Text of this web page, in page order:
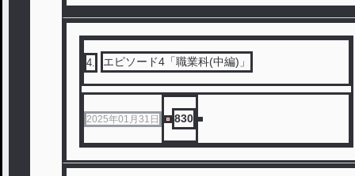
4. エピソード4「職業科(中編)」
2025年01月31日 830